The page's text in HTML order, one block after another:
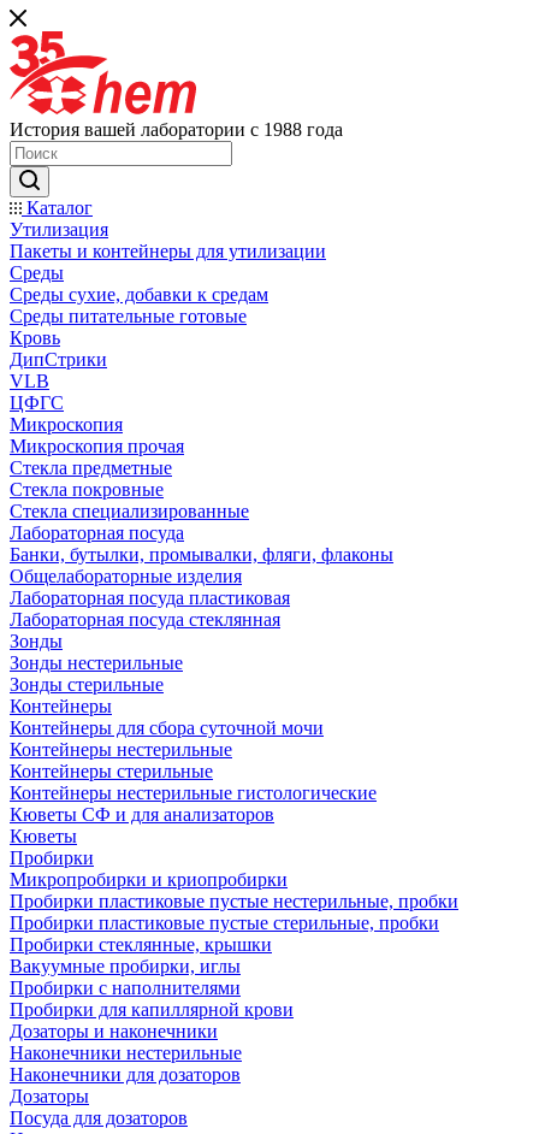
История вашей лаборатории с 1988 года
Каталог
Утилизация
Пакеты и контейнеры для утилизации
Среды
Среды сухие, добавки к средам
Среды питательные готовые
Кровь
ДипСтрики
VLB
ЦФГС
Микроскопия
Микроскопия прочая
Стекла предметные
Стекла покровные
Стекла специализированные
Лабораторная посуда
Банки, бутылки, промывалки, фляги, флаконы
Общелабораторные изделия
Лабораторная посуда пластиковая
Лабораторная посуда стеклянная
Зонды
Зонды нестерильные
Зонды стерильные
Контейнеры
Контейнеры для сбора суточной мочи
Контейнеры нестерильные
Контейнеры стерильные
Контейнеры нестерильные гистологические
Кюветы СФ и для анализаторов
Кюветы
Пробирки
Микропробирки и криопробирки
Пробирки пластиковые пустые нестерильные, пробки
Пробирки пластиковые пустые стерильные, пробки
Пробирки стеклянные, крышки
Вакуумные пробирки, иглы
Пробирки с наполнителями
Пробирки для капиллярной крови
Дозаторы и наконечники
Наконечники нестерильные
Наконечники для дозаторов
Дозаторы
Посуда для дозаторов